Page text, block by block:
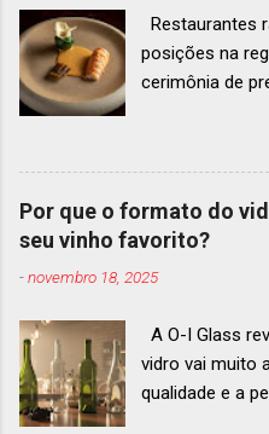
Restaurantes
posições na
cerimônia de
de
Prato do
bem
America’s 50
ranqueados
diversificado
A lista
organização
Por que o formato do
seu vinho favorito?
-novembro 18, 2025
A O-I Glass
vidro vai muito
qualidade e a